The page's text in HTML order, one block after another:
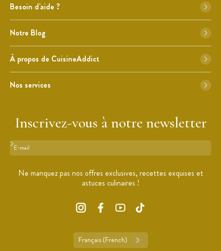
Besoin d'aide ?
Notre Blog
À propos de CuisineAddict
Nos services
Inscrivez-vous à notre newsletter
Format : adresse@email.com
Ne manquez pas nos offres exclusives, recettes exquises et
astuces culinaires !
Français (French)